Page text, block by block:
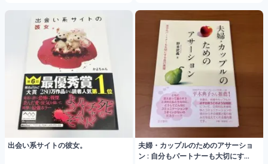
出会い系サイトの彼女。
夫婦・カップルのためのアサーショ
ン : 自分もパートナーも大切にする